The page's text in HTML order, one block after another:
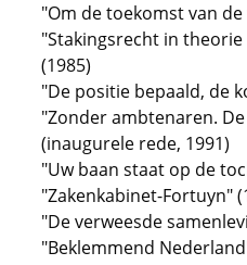
"Om de toekomst van
"Stakingsrecht in
(1985)
"De positie bepaald, de
"Zonder ambtenaren.
(inaugurele rede, 1991)
"Uw baan staat op de
"Zakenkabinet-Fortuyn"
"De verweesde
"Beklemmend